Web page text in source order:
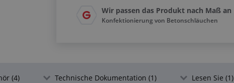
Wir passen das Produkt nach Maß an
Konfektionierung von Betonschläuchen
(4) Technische Dokumentation (1) Lesen Sie (1)